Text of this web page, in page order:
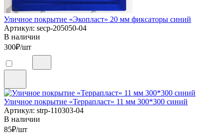
Уличное покрытие «Экопласт» 20 мм фиксаторы синий
Артикул: secp-205050-04
В наличии
300₽/шт
Уличное покрытие «Террапласт» 11 мм 300*300 синий
Артикул: strp-110303-04
В наличии
85₽/шт